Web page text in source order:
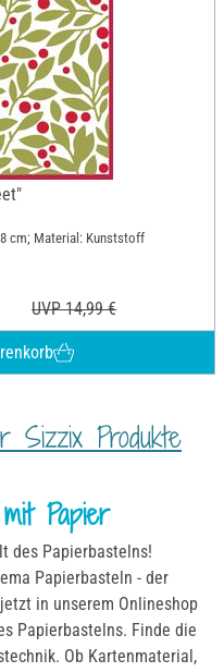
cm; Material: Kunststoff
UVP 14,99 €
Produkte
Papier
des Papierbastelns!
Papierbasteln - der
in unserem Onlineshop
Papierbastelns. Finde die
Ob Kartenmaterial,